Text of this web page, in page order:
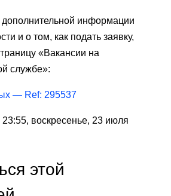
информации
и о том, как подать заявку,
«Вакансии на
службе»:
— Ref: 295537
воскресенье, 23 июля
этой